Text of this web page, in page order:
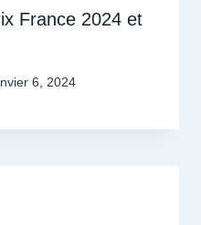
France 2024 et
6, 2024